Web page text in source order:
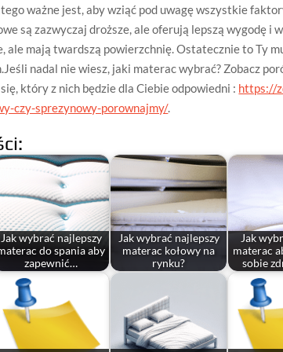
ważne jest, aby wziąć pod uwagę wszystkie
są zazwyczaj droższe, ale oferują lepszą wygodę i
ale mają twardszą powierzchnię. Ostatecznie to Ty
nadal nie wiesz, jaki materac wybrać? Zobacz
który z nich będzie dla Ciebie odpowiedni : https://
czy-sprezynowy-porownajmy/.
Jak wybrać najlepszy
do spania aby
zapewnić…
Jak wybrać najlepszy
materac kołowy na
rynku?
Jak
materac
sobie